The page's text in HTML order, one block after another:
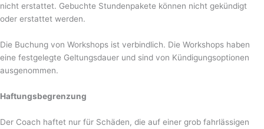
nicht erstattet. Gebuchte Stundenpakete können nicht gekündigt
oder erstattet werden.
Die Buchung von Workshops ist verbindlich. Die Workshops haben
eine festgelegte Geltungsdauer und sind von Kündigungsoptionen
ausgenommen.
Haftungsbegrenzung
Der Coach haftet nur für Schäden, die auf einer grob fahrlässigen